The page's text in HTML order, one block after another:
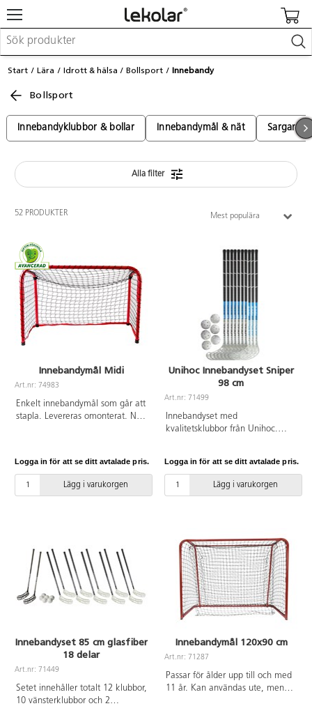
Möbler & inredning
Skapa
Lära
Barnvagnar & småbarnsartiklar
Kontakta Lekolar
Start Lära Idrott & hälsa Bollsport Innebandy
Bollsport
Innebandyklubbor & bollar Innebandymål & nät Sargar &
Alla filter
52 PRODUKTER Mest populära
Innebandymål Midi
Art.nr: 74983
Enkelt innebandymål som går att
stapla. Levereras omonterat. Nät
Logga in för att se ditt avtalade pris.
Lägg i varukorgen
Unihoc Innebandyset Sniper
98 cm
Art.nr: 71499
Innebandyset med
kvalitetsklubbor från Unihoc.
godkända bollar. Skaftlängd:
98 cm. Flex 30.
Logga in för att se ditt avtalade pris.
Lägg i varukorgen
Innebandyset 85 cm glasfiber
18 delar
Art.nr: 71449
Setet innehåller totalt 12 klubbor,
10 vänsterklubbor och 2
Innebandymål 120x90 cm
Art.nr: 71287
Passar för ålder upp till och med
11 år. Kan användas ute, men